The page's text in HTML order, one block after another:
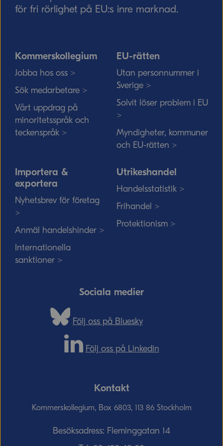
för fri rörlighet på EU:s inre marknad.
Kommerskollegium
Jobba hos oss >
Sök medarbetare >
Vårt uppdrag på
minoritetsspråk och
teckenspråk >
EU-rätten
Utan personnummer i
Sverige >
Solvit löser problem i EU
>
Myndigheter, kommuner
och EU-rätten >
Importera &
exportera
Nyhetsbrev för företag
>
Anmäl handelshinder >
Internationella
sanktioner >
Utrikeshandel
Handelsstatistik >
Frihandel >
Protektionism >
Sociala medier
Följ oss på Bluesky
Följ oss på Linkedin
Kontakt
Kommerskollegium, Box 6803, 113 86 Stockholm
Besöksadress: Fleminggatan 14